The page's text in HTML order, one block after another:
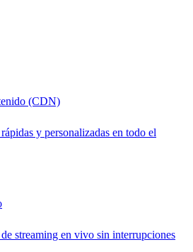
(CDN)
y personalizadas en todo el
streaming en vivo sin interrupciones